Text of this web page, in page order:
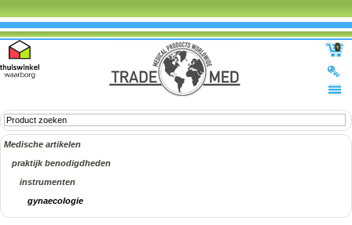
0
Medische artikelen
praktijk benodigdheden
instrumenten
gynaecologie